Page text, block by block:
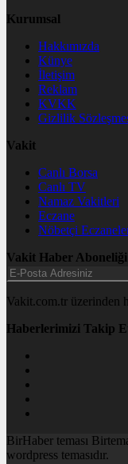
Kurumsal
Hakkımızda
Künye
İletişim
Reklam
KVKK
Gizlilik
Vakit
Canlı Borsa
Canlı TV
Namaz Vakitleri
Eczane
Nöbetçi
Vakit Haber Aboneliği
Vakit.com.tr üzerinden
Haberlerimizi Takip
BirHaber teması
wordpress temasıdır.